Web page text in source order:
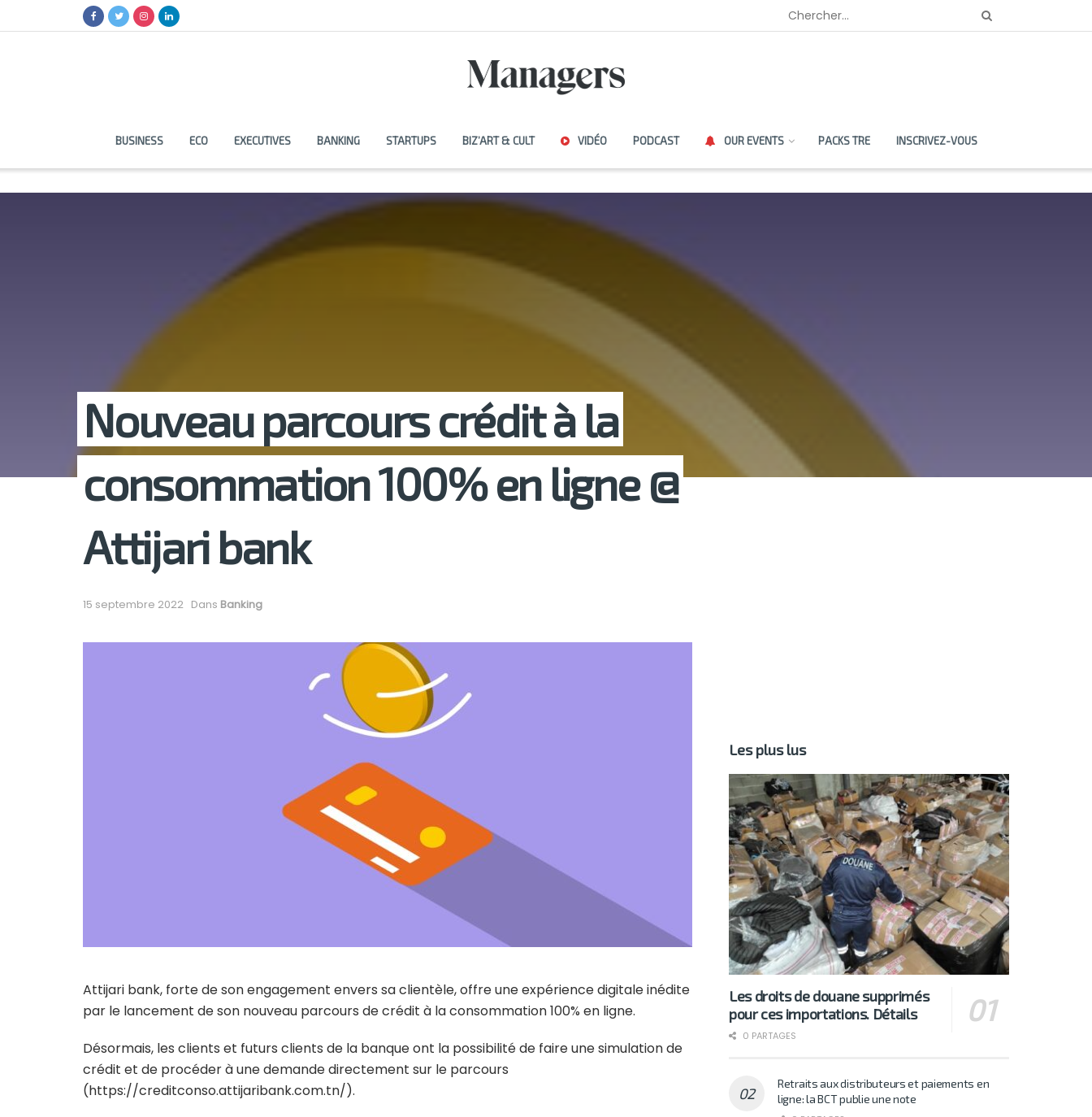
BUSINESS ECO EXECUTIVES BANKING STARTUPS BIZ’ART & CULT VIDÉO PODCAST OUR EVENTS PACKS TRE INSCRIVEZ-VOUS
Nouveau parcours crédit à la
consommation 100% en ligne @
Attijari bank
15 septembre 2022 Dans Banking
Attijari bank, forte de son engagement envers sa clientèle, offre une expérience digitale inédite
par le lancement de son nouveau parcours de crédit à la consommation 100% en ligne.
Désormais, les clients et futurs clients de la banque ont la possibilité de faire une simulation de
crédit et de procéder à une demande directement sur le parcours
(https://creditconso.attijaribank.com.tn/).
Les plus lus
Les droits de douane supprimés
pour ces importations. Détails
0 PARTAGES
Retraits aux distributeurs et paiements en
ligne: la BCT publie une note